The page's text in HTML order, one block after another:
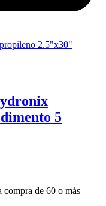
5
de 60 o más